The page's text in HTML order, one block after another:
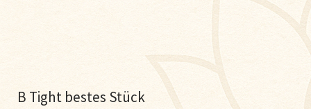
B Tight bestes Stück